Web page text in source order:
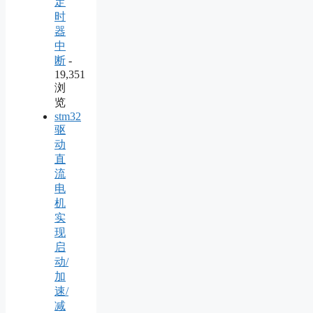
时
器
中
断 -
19,351
浏
览
stm32
驱
动
直
流
电
机
实
现
启
动/
加
速/
减